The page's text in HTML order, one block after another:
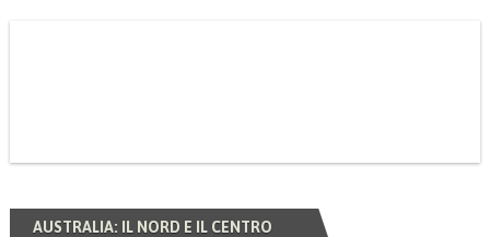
AUSTRALIA: IL NORD E IL CENTRO